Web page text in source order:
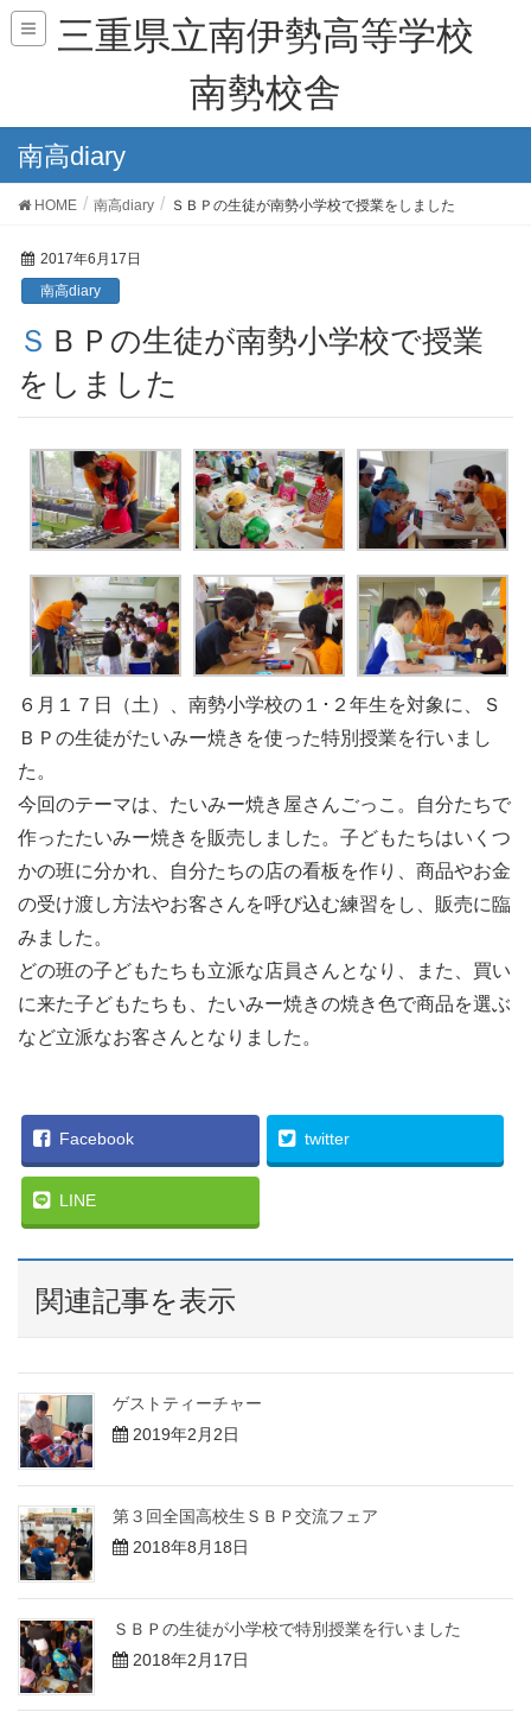
三重県立南伊勢高等学校
南勢校舎
南高diary
HOME 南高diary ＳＢＰの生徒が南勢小学校で授業をしました
2017年6月17日
南高diary
ＳＢＰの生徒が南勢小学校で授業
をしました
６月１７日（土）、南勢小学校の１･２年生を対象に、Ｓ
ＢＰの生徒がたいみー焼きを使った特別授業を行いまし
た。
今回のテーマは、たいみー焼き屋さんごっこ。自分たちで
作ったたいみー焼きを販売しました。子どもたちはいくつ
かの班に分かれ、自分たちの店の看板を作り、商品やお金
の受け渡し方法やお客さんを呼び込む練習をし、販売に臨
みました。
どの班の子どもたちも立派な店員さんとなり、また、買い
に来た子どもたちも、たいみー焼きの焼き色で商品を選ぶ
など立派なお客さんとなりました。
Facebook twitter
LINE
関連記事を表示
ゲストティーチャー
2019年2月2日
第３回全国高校生ＳＢＰ交流フェア
2018年8月18日
ＳＢＰの生徒が小学校で特別授業を行いました
2018年2月17日